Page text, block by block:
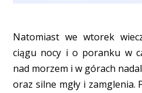
Natomiast we wtorek
ciągu nocy i o poranku w
nad morzem i w górach
oraz silne mgły i zamglenia.